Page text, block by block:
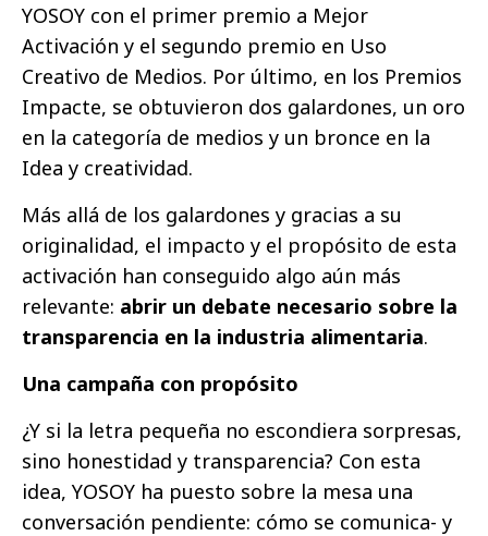
YOSOY con el primer premio a Mejor
Activación y el segundo premio en Uso
Creativo de Medios. Por último, en los Premios
Impacte, se obtuvieron dos galardones, un oro
en la categoría de medios y un bronce en la
Idea y creatividad.
Más allá de los galardones y gracias a su
originalidad, el impacto y el propósito de esta
activación han conseguido algo aún más
relevante: abrir un debate necesario sobre la
transparencia en la industria alimentaria.
Una campaña con propósito
¿Y si la letra pequeña no escondiera sorpresas,
sino honestidad y transparencia? Con esta
idea, YOSOY ha puesto sobre la mesa una
conversación pendiente: cómo se comunica- y